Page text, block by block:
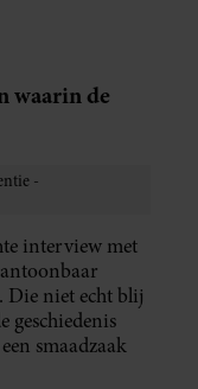
waarin de
interview met
Die niet echt blij
geschiedenis
smaadzaak